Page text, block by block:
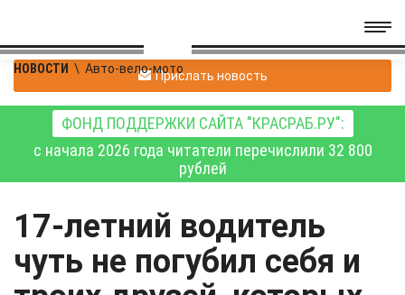
НОВОСТИ \ Авто-вело-мотоПрислать новость
ФОНД ПОДДЕРЖКИ САЙТА "КРАСРАБ.РУ":
с начала 2026 года читатели перечислили 32 800
рублей
17-летний водитель
чуть не погубил себя и